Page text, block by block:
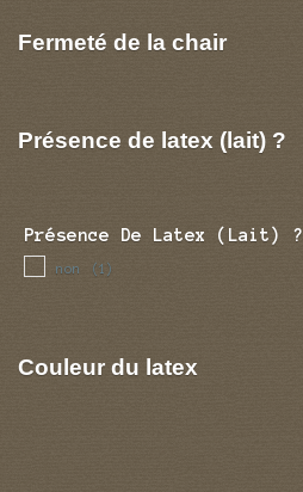
Fermeté de la chair
Présence de latex (lait) ?
Présence De Latex (lait) ?
non (1)
Couleur du latex